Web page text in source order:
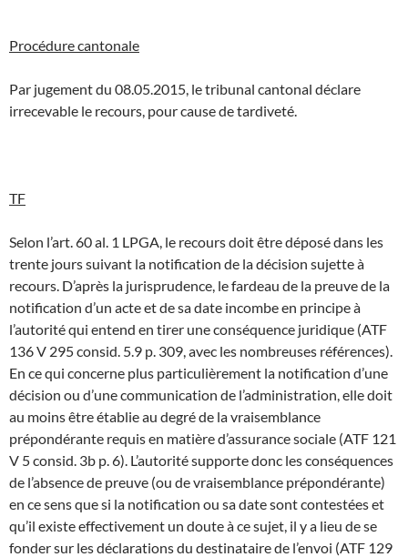
Procédure cantonale
Par jugement du 08.05.2015, le tribunal cantonal déclare
irrecevable le recours, pour cause de tardiveté.
TF
Selon l’art. 60 al. 1 LPGA, le recours doit être déposé dans les
trente jours suivant la notification de la décision sujette à
recours. D’après la jurisprudence, le fardeau de la preuve de la
notification d’un acte et de sa date incombe en principe à
l’autorité qui entend en tirer une conséquence juridique (ATF
136 V 295 consid. 5.9 p. 309, avec les nombreuses références).
En ce qui concerne plus particulièrement la notification d’une
décision ou d’une communication de l’administration, elle doit
au moins être établie au degré de la vraisemblance
prépondérante requis en matière d’assurance sociale (ATF 121
V 5 consid. 3b p. 6). L’autorité supporte donc les conséquences
de l’absence de preuve (ou de vraisemblance prépondérante)
en ce sens que si la notification ou sa date sont contestées et
qu’il existe effectivement un doute à ce sujet, il y a lieu de se
fonder sur les déclarations du destinataire de l’envoi (ATF 129